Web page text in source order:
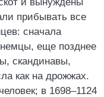
прибывать все
сначала
еще позднее
скандинавы,
как на дрожжах.
в 1698–1124